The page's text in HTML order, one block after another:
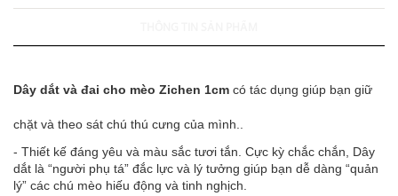
Dây dắt và đai cho mèo Zichen 1cm có tác dụng giúp bạn giữ
chặt và theo sát chú thú cưng của mình..
- Thiết kế đáng yêu và màu sắc tươi tắn. Cực kỳ chắc chắn, Dây
dắt là “người phụ tá” đắc lực và lý tưởng giúp bạn dễ dàng “quản
lý” các chú mèo hiếu động và tinh nghịch.